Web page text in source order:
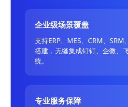
企业级场景覆盖
支持ERP、MES、CRM、
搭建，无缝集成钉钉、企微、
统。
专业服务保障